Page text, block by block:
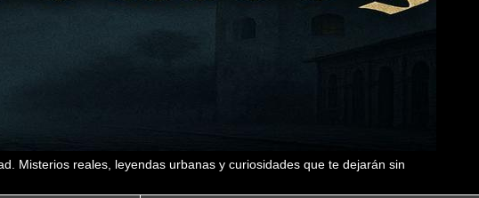
Misterios reales, leyendas urbanas y curiosidades que te dejarán sin